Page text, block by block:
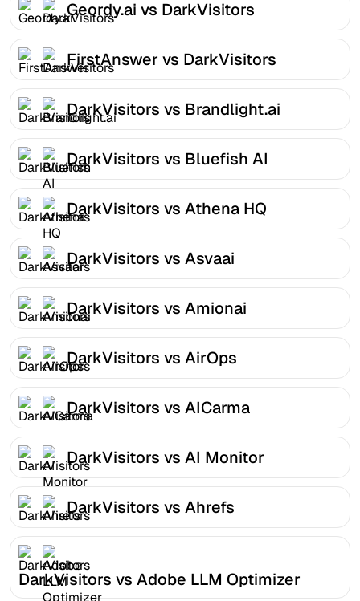
Geordy.ai vs DarkVisitors
FirstAnswer vs DarkVisitors
DarkVisitors vs Brandlight.ai
DarkVisitors vs Bluefish AI
DarkVisitors vs Athena HQ
DarkVisitors vs Asvaai
DarkVisitors vs Amionai
DarkVisitors vs AirOps
DarkVisitors vs AICarma
DarkVisitors vs AI Monitor
DarkVisitors vs Ahrefs
DarkVisitors vs Adobe LLM Optimizer